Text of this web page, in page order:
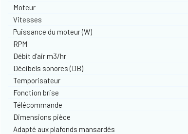
Moteur
Vitesses
Puissance du moteur (W)
RPM
Débit d'air m3/hr
Décibels sonores (DB)
Temporisateur
Fonction brise
Télécommande
Dimensions pièce
Adapté aux plafonds mansardés